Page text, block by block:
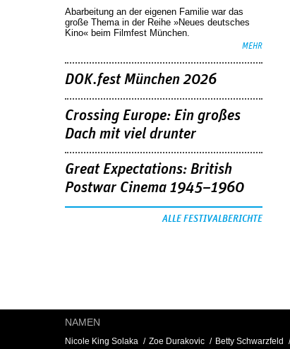
Abarbeitung an der eigenen Familie war das
große Thema in der Reihe »Neues deutsches
Kino« beim Filmfest München.
MEHR
DOK.fest München 2026
Crossing Europe: Ein großes
Dach mit viel drunter
Great Expectations: British
Postwar Cinema 1945–1960
ALLE FESTIVALBERICHTE
NAMEN
Nicole King Solaka Zoe Durakovic Betty Schwarzfeld